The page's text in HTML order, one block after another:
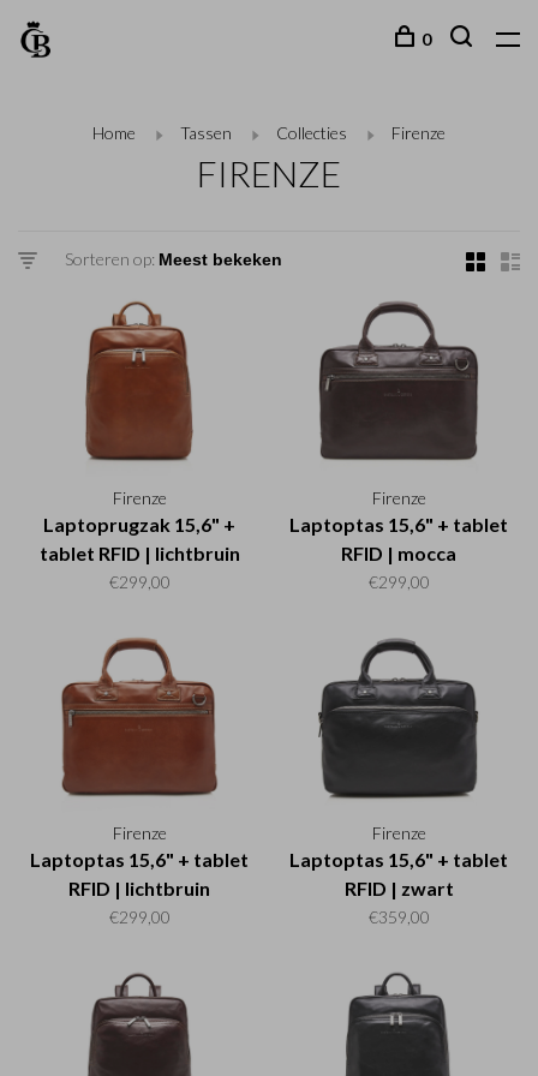
0
Home Tassen Collecties Firenze
FIRENZE
Sorteren op:
Firenze
Laptoprugzak 15,6" +
tablet RFID | lichtbruin
€299,00
Firenze
Laptoptas 15,6" + tablet
RFID | mocca
€299,00
Firenze
Laptoptas 15,6" + tablet
RFID | lichtbruin
€299,00
Firenze
Laptoptas 15,6" + tablet
RFID | zwart
€359,00